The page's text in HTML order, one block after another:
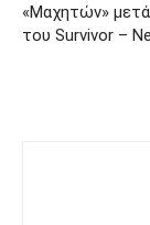
«Μαχητών»
του Survivor –